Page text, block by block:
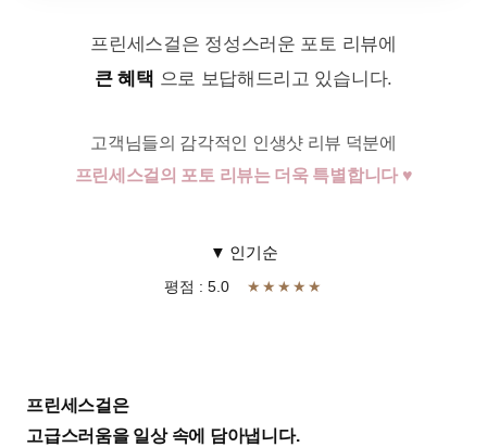
프린세스걸은 정성스러운 포토 리뷰에
큰 혜택 으로 보답해드리고 있습니다.
고객님들의 감각적인 인생샷 리뷰 덕분에
프린세스걸의 포토 리뷰는 더욱 특별합니다 ♥
▼ 인기순
평점 : 5.0 ★★★★★
프린세스걸은
고급스러움을 일상 속에 담아냅니다.